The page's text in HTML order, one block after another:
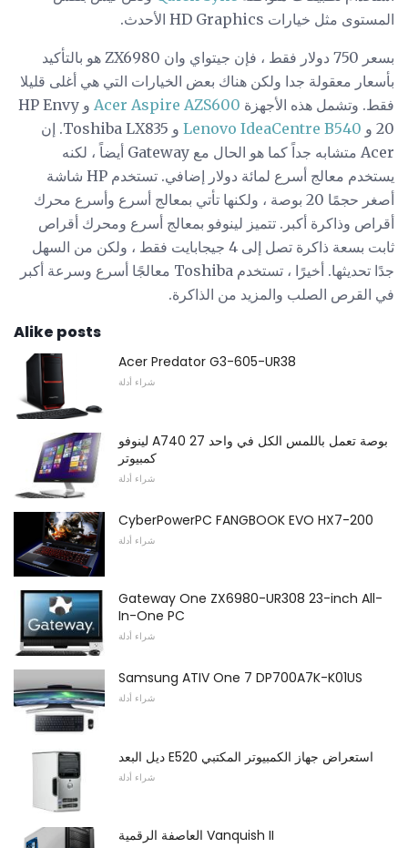
المستوى مثل خيارات HD Graphics الأحدث.
بسعر 750 دولار فقط ، فإن جيتواي وان ZX6980 هو بالتأكيد
بأسعار معقولة جدا ولكن هناك بعض الخيارات التي هي أغلى قليلا
فقط. وتشمل هذه الأجهزة Acer Aspire AZS600
و HP Envy
20 و
Lenovo IdeaCentre B540
و Toshiba LX835. إن
Acer متشابه جداً كما هو الحال مع Gateway أيضاً ، لكنه
يستخدم معالج أسرع لمائة دولار إضافي. تستخدم HP شاشة
أصغر حجمًا 20 بوصة ، ولكنها تأتي بمعالج أسرع وأسرع محرك
أقراص وذاكرة أكبر. تتميز لينوفو بمعالج أسرع ومحرك أقراص
ثابت بسعة ذاكرة تصل إلى 4 جيجابايت فقط ، ولكن من السهل
جدًا تحديثها. أخيرًا ، تستخدم Toshiba معالجًا أسرع وسرعة أكبر
في القرص الصلب والمزيد من الذاكرة.
Alike posts
Acer Predator G3-605-UR38
شراء أدلة
لينوفو A740 27 بوصة تعمل باللمس الكل في واحد
كمبيوتر
شراء أدلة
CyberPowerPC FANGBOOK EVO HX7-200
شراء أدلة
Gateway One ZX6980-UR308 23-inch All-
In-One PC
شراء أدلة
Samsung ATIV One 7 DP700A7K-K01US
شراء أدلة
ديل البعد E520 استعراض جهاز الكمبيوتر المكتبي
شراء أدلة
العاصفة الرقمية Vanquish II